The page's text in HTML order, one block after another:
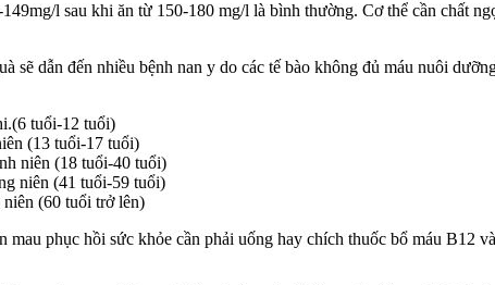
l sau khi ăn từ 150-180 mg/l là bình thường. Cơ thể cần chất
sẽ dẫn đến nhiều bệnh nan y do các tế bào không đủ máu nuôi
tuổi-12 tuổi)
(13 tuổi-17 tuổi)
niên (18 tuổi-40 tuổi)
niên (41 tuổi-59 tuổi)
(60 tuổi trở lên)
phục hồi sức khỏe cần phải uống hay chích thuốc bổ máu B12